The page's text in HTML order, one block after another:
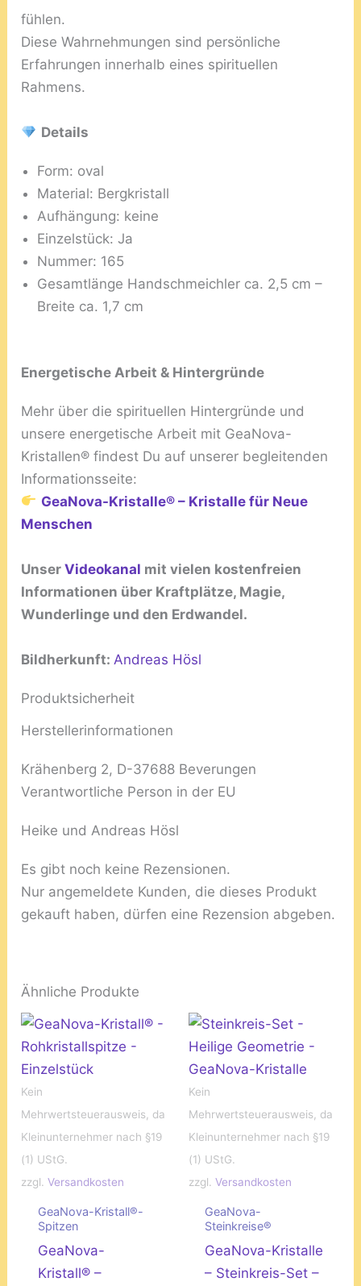
fühlen.
Diese Wahrnehmungen sind persönliche
Erfahrungen innerhalb eines spirituellen
Rahmens.
Details
Form: oval
Material: Bergkristall
Aufhängung: keine
Einzelstück: Ja
Nummer: 165
Gesamtlänge Handschmeichler ca. 2,5 cm –
Breite ca. 1,7 cm
Energetische Arbeit & Hintergründe
Mehr über die spirituellen Hintergründe und
unsere energetische Arbeit mit GeaNova-
Kristallen® findest Du auf unserer begleitenden
Informationsseite:
GeaNova-Kristalle® – Kristalle für Neue
Menschen
UnserVideokanal mit vielen kostenfreien
Informationen über Kraftplätze, Magie,
Wunderlinge und den Erdwandel.
Bildherkunft: Andreas Hösl
Produktsicherheit
Herstellerinformationen
Krähenberg 2, D-37688 Beverungen
Verantwortliche Person in der EU
Heike und Andreas Hösl
Es gibt noch keine Rezensionen.
Nur angemeldete Kunden, die dieses Produkt
gekauft haben, dürfen eine Rezension abgeben.
Ähnliche Produkte
Kein
Mehrwertsteuerausweis, da
Kleinunternehmer nach §19
(1) UStG.
zzgl.Versandkosten
GeaNova-Kristall®-
Spitzen
GeaNova-
Kristall® –
Kein
Mehrwertsteuerausweis, da
Kleinunternehmer nach §19
(1) UStG.
zzgl. Versandkosten
GeaNova-
Steinkreise®
GeaNova-Kristalle
– Steinkreis-Set –